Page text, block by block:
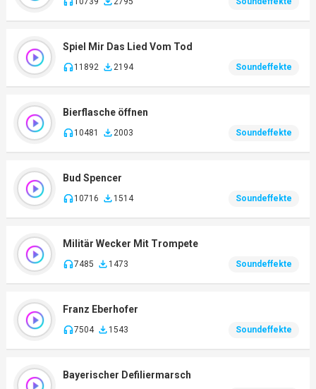
Spiel Mir Das Lied Vom Tod
11892 2194 Soundeffekte
Bierflasche öffnen
10481 2003 Soundeffekte
Bud Spencer
10716 1514 Soundeffekte
Militär Wecker Mit Trompete
7485 1473 Soundeffekte
Franz Eberhofer
7504 1543 Soundeffekte
Bayerischer Defiliermarsch